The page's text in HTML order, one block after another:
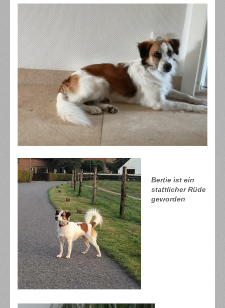
Bertie ist ein
stattlicher Rüde
geworden